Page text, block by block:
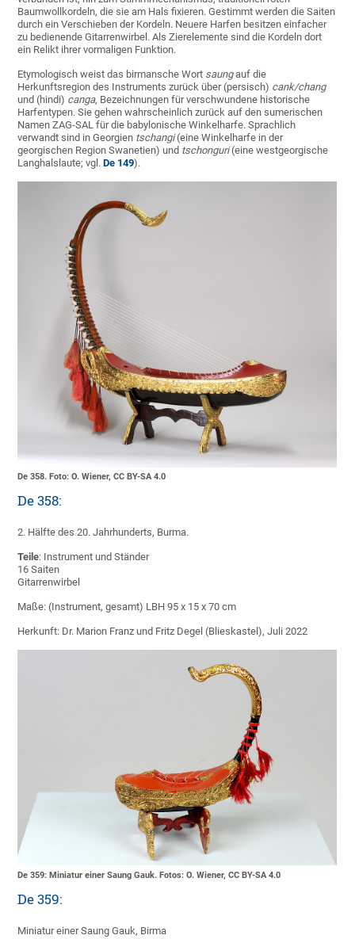
Baumwollkordeln, die sie am Hals fixieren. Gestimmt werden die Saiten
durch ein Verschieben der Kordeln. Neuere Harfen besitzen einfacher
zu bedienende Gitarrenwirbel. Als Zierelemente sind die Kordeln dort
ein Relikt ihrer vormaligen Funktion.
Etymologisch weist das birmansche Wort saungauf die
Herkunftsregion des Instruments zurück über (persisch) cank/chang
und (hindi) canga, Bezeichnungen für verschwundene historische
Harfentypen. Sie gehen wahrscheinlich zurück auf den sumerischen
Namen ZAG-SAL für die babylonische Winkelharfe. Sprachlich
verwandt sind in Georgien tschangi(eine Winkelharfe in der
georgischen Region Swanetien) und tschonguri(eine westgeorgische
Langhalslaute; vgl.De 149).
De 358. Foto: O. Wiener, CC BY-SA 4.0
De 358:
2. Hälfte des 20. Jahrhunderts, Burma.
Teile: Instrument und Ständer
16 Saiten
Gitarrenwirbel
Maße: (Instrument, gesamt) LBH 95 x 15 x 70 cm
Herkunft: Dr. Marion Franz und Fritz Degel (Blieskastel), Juli 2022
De 359: Miniatur einer Saung Gauk. Fotos: O. Wiener, CC BY-SA 4.0
De 359:
Miniatur einer Saung Gauk, Birma